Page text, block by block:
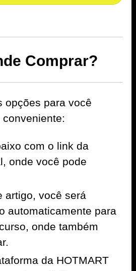
Comprar?
opções para você
com o link da
onde você pode
artigo, você será
automaticamente para
onde também
da HOTMART